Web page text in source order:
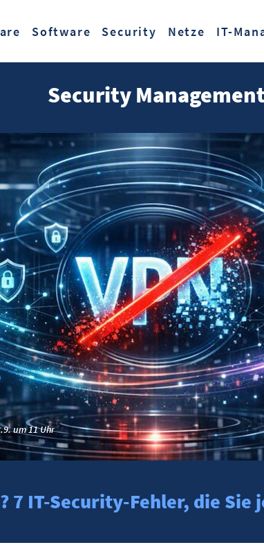
Software Security Netze IT-
Security Management
um 11 Uhr
7 IT-Security-Fehler, die